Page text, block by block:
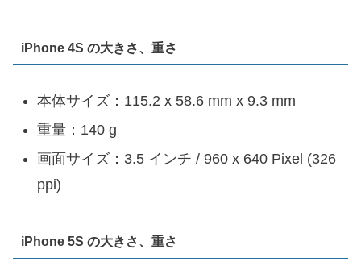
iPhone 4S の大きさ、重さ
本体サイズ：115.2 x 58.6 mm x 9.3 mm
重量：140 g
画面サイズ：3.5 インチ / 960 x 640 Pixel (326
ppi)
iPhone 5S の大きさ、重さ